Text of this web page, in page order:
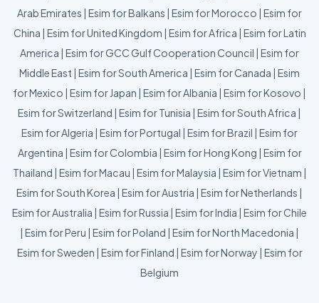
Arab Emirates | Esim for Balkans | Esim for Morocco | Esim for
China | Esim for United Kingdom | Esim for Africa | Esim for Latin
America | Esim for GCC Gulf Cooperation Council | Esim for
Middle East | Esim for South America | Esim for Canada | Esim
for Mexico | Esim for Japan | Esim for Albania | Esim for Kosovo |
Esim for Switzerland | Esim for Tunisia | Esim for South Africa |
Esim for Algeria | Esim for Portugal | Esim for Brazil | Esim for
Argentina | Esim for Colombia | Esim for Hong Kong | Esim for
Thailand | Esim for Macau | Esim for Malaysia | Esim for Vietnam |
Esim for South Korea | Esim for Austria | Esim for Netherlands |
Esim for Australia | Esim for Russia | Esim for India | Esim for Chile
| Esim for Peru | Esim for Poland | Esim for North Macedonia |
Esim for Sweden | Esim for Finland | Esim for Norway | Esim for
Belgium